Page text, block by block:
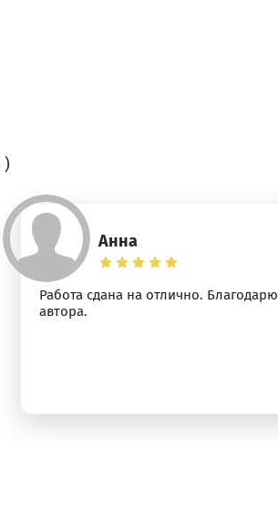
)
Анна
Работа сдана на отлично. Благодарю
автора.